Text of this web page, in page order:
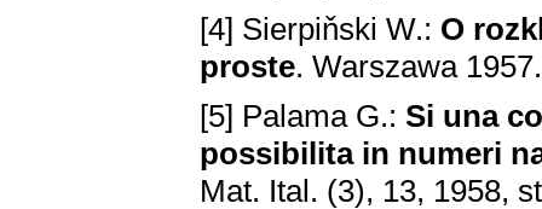
[4] Sierpiňski W.: O
proste. Warszawa 1957.
[5] Palama G.: Si una
possibilita in numeri
Mat. Ital. (3), 13, 1958,